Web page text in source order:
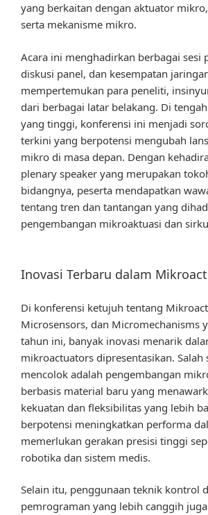
yang berkaitan dengan aktuator
serta mekanisme mikro.
Acara ini menghadirkan berbagai sesi
diskusi panel, dan kesempatan
mempertemukan para peneliti,
dari berbagai latar belakang. Di
yang tinggi, konferensi ini menjadi
terkini yang berpotensi mengubah
mikro di masa depan. Dengan
plenary speaker yang merupakan
bidangnya, peserta mendapatkan
tentang tren dan tantangan yang
pengembangan mikroaktuasi dan
Inovasi Terbaru dalam
Di konferensi ketujuh tentang
Microsensors, dan Micromechanisms
tahun ini, banyak inovasi menarik
mikroactuators dipresentasikan. Salah
mencolok adalah pengembangan
berbasis material baru yang
kekuatan dan fleksibilitas yang lebih
berpotensi meningkatkan performa
memerlukan gerakan presisi tinggi
robotika dan sistem medis.
Selain itu, penggunaan teknik kontrol
pemrograman yang lebih canggih